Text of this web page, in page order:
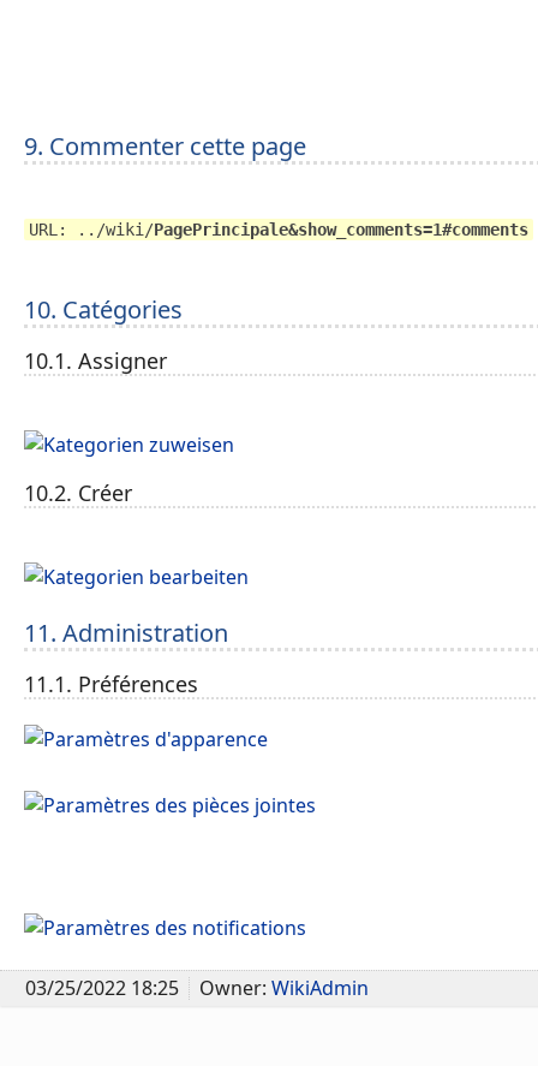
9. Commenter cette page
URL: ../wiki/PagePrincipale&show_comments=1#comments
10. Catégories
10.1. Assigner
10.2. Créer
11. Administration
11.1. Préférences
03/25/2022 18:25 Owner: WikiAdmin